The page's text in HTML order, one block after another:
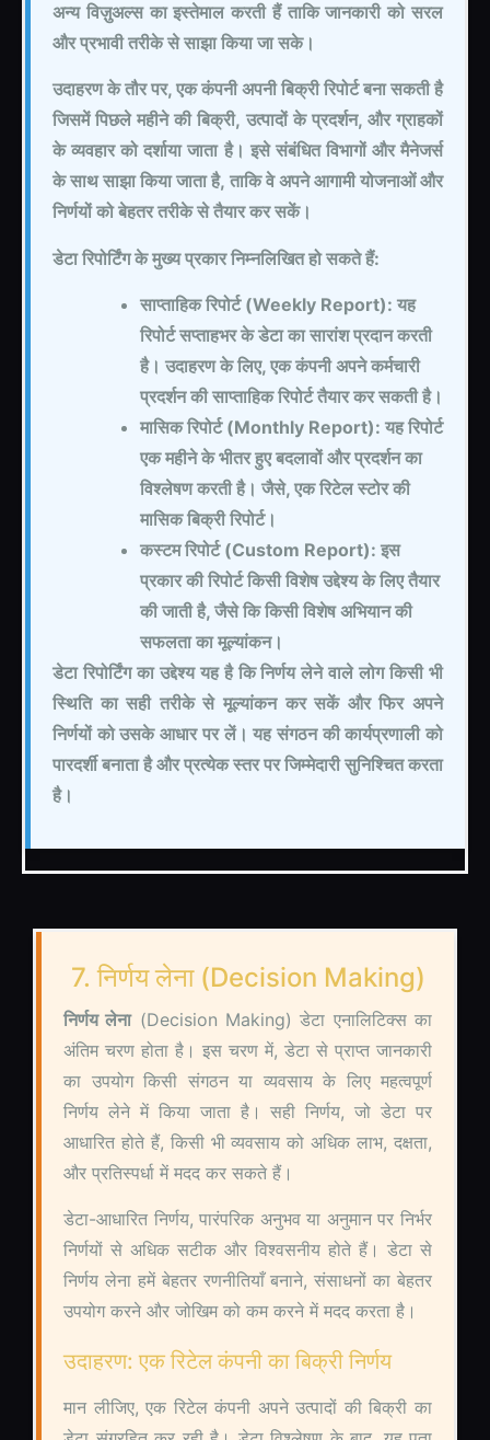
अन्य विज़ुअल्स का इस्तेमाल करती हैं ताकि जानकारी को सरल
और प्रभावी तरीके से साझा किया जा सके।
उदाहरण के तौर पर, एक कंपनी अपनी बिक्री रिपोर्ट बना सकती है
जिसमें पिछले महीने की बिक्री, उत्पादों के प्रदर्शन, और ग्राहकों
के व्यवहार को दर्शाया जाता है। इसे संबंधित विभागों और मैनेजर्स
के साथ साझा किया जाता है, ताकि वे अपने आगामी योजनाओं और
निर्णयों को बेहतर तरीके से तैयार कर सकें।
डेटा रिपोर्टिंग के मुख्य प्रकार निम्नलिखित हो सकते हैं:
साप्ताहिक रिपोर्ट (Weekly Report): यह
रिपोर्ट सप्ताहभर के डेटा का सारांश प्रदान करती
है। उदाहरण के लिए, एक कंपनी अपने कर्मचारी
प्रदर्शन की साप्ताहिक रिपोर्ट तैयार कर सकती है।
मासिक रिपोर्ट (Monthly Report): यह रिपोर्ट
एक महीने के भीतर हुए बदलावों और प्रदर्शन का
विश्लेषण करती है। जैसे, एक रिटेल स्टोर की
मासिक बिक्री रिपोर्ट।
कस्टम रिपोर्ट (Custom Report): इस
प्रकार की रिपोर्ट किसी विशेष उद्देश्य के लिए तैयार
की जाती है, जैसे कि किसी विशेष अभियान की
सफलता का मूल्यांकन।
डेटा रिपोर्टिंग का उद्देश्य यह है कि निर्णय लेने वाले लोग किसी भी
स्थिति का सही तरीके से मूल्यांकन कर सकें और फिर अपने
निर्णयों को उसके आधार पर लें। यह संगठन की कार्यप्रणाली को
पारदर्शी बनाता है और प्रत्येक स्तर पर जिम्मेदारी सुनिश्चित करता
है।
7. निर्णय लेना (Decision Making)
निर्णय लेना(Decision Making) डेटा एनालिटिक्स का
अंतिम चरण होता है। इस चरण में, डेटा से प्राप्त जानकारी
का उपयोग किसी संगठन या व्यवसाय के लिए महत्वपूर्ण
निर्णय लेने में किया जाता है। सही निर्णय, जो डेटा पर
आधारित होते हैं, किसी भी व्यवसाय को अधिक लाभ, दक्षता,
और प्रतिस्पर्धा में मदद कर सकते हैं।
डेटा-आधारित निर्णय, पारंपरिक अनुभव या अनुमान पर निर्भर
निर्णयों से अधिक सटीक और विश्वसनीय होते हैं। डेटा से
निर्णय लेना हमें बेहतर रणनीतियाँ बनाने, संसाधनों का बेहतर
उपयोग करने और जोखिम को कम करने में मदद करता है।
उदाहरण: एक रिटेल कंपनी का बिक्री निर्णय
मान लीजिए, एक रिटेल कंपनी अपने उत्पादों की बिक्री का